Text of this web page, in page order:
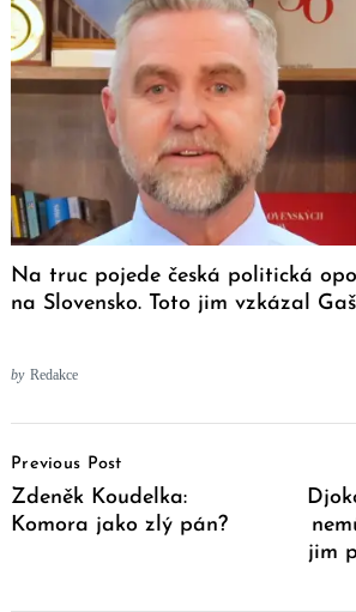
Na truc pojede česká politická
na Slovensko. Toto jim vzkázal
by Redakce
Navigation
Previous Post
Zdeněk Koudelka:
Komora jako zlý pán?
jim